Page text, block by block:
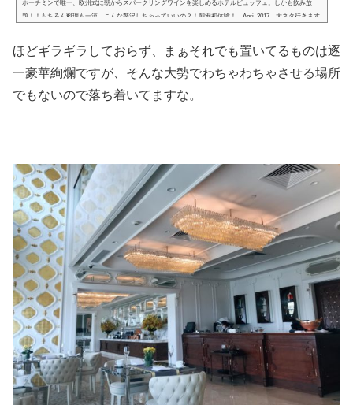
ホーチミンで唯一、欧州式に朝からスパークリングワインを楽しめるホテルビュッフェ。しかも飲み放
題！！もちろん料理も一流。こんな贅沢しちゃっていいの？！朝泡初体験！ Apri. 2017 大ネタ行きます
あったのですが（個人で視察て…）その装飾のゴージャスさには目を見張ったものの、ビュフェ会場の様
子はいまひとつ。。いや...
ほどギラギラしておらず、まぁそれでも置いてるものは逐
一豪華絢爛ですが、そんな大勢でわちゃわちゃさせる場所
でもないので落ち着いてますな。